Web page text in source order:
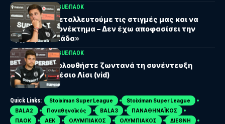
UEFA EUROPA LEAGUEΠΑΟΚ
Λίσι: «Να εκμεταλλευτούμε τις στιγμές μας και να
πάρουμε πλεονέκτημα – Δεν έχω αποφασίσει την
αρχική ενδεκάδα»
UEFA EUROPA LEAGUEΠΑΟΚ
ΠΑΟΚ: Παρακολουθήστε ζωντανά τη συνέντευξη
Τύπου του Αλέσιο Λίσι (vid)
Quick Links: Stoiximan Super League
Stoiximan Super League
BALA2
Παναθηναϊκός BALA3
ΠΑΝΑΘΗΝΑΪΚΟΣ
ΠΑΟΚ
ΑΕΚ ΟΛΥΜΠΙΑΚΟΣ ΟΛΥΜΠΙΑΚΟΣ
ΔΙΕΘΝΗ